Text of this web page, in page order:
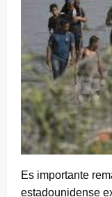
Es importante
estadounidense